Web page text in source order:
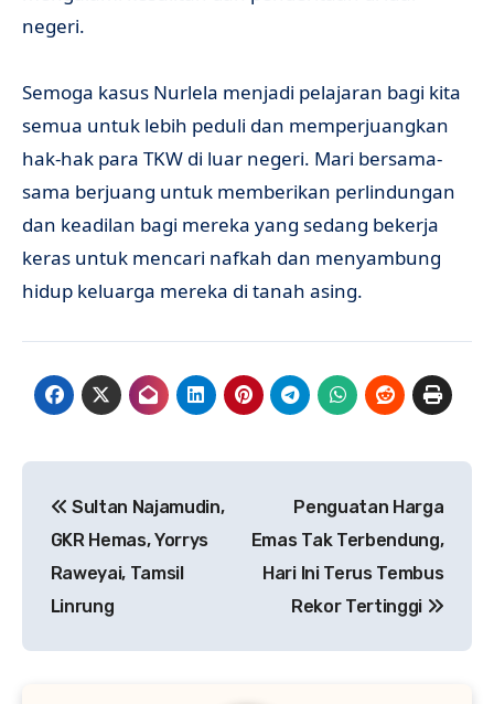
negeri.
Semoga kasus Nurlela menjadi pelajaran bagi kita
semua untuk lebih peduli dan memperjuangkan
hak-hak para TKW di luar negeri. Mari bersama-
sama berjuang untuk memberikan perlindungan
dan keadilan bagi mereka yang sedang bekerja
keras untuk mencari nafkah dan menyambung
hidup keluarga mereka di tanah asing.
pos
Sultan Najamudin,
GKR Hemas, Yorrys
Raweyai, Tamsil
Linrung
Penguatan Harga
Emas Tak Terbendung,
Hari Ini Terus Tembus
Rekor Tertinggi